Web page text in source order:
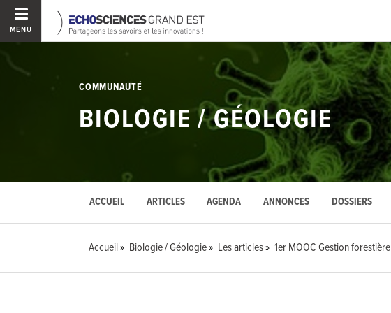
MENU
COMMUNAUTÉ
BIOLOGIE / GÉOLOGIE
ACCUEIL ARTICLES AGENDA ANNONCES DOSSIERS
Accueil Biologie / Géologie Les articles 1er MOOC Gestion forestière